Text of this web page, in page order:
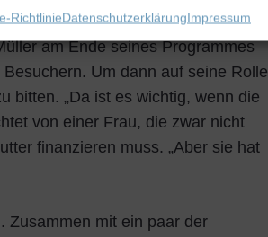
RichtlinieDatenschutzerklärungImpressum
am Ende seines Programmes
Um dann auf seine Rolle
bitten. „Da ist es wichtig, wenn die
von einer Frau, die zwar nicht
finanzieren muss. „Aber sie hat
Zusammen mit ein paar der